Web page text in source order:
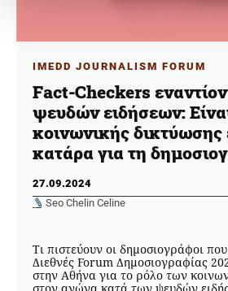
IMEDD JOURNALISM FORUM
Fact-Checkers
ψευδών ειδήσεων:
κοινωνικής δικτύωσης
κατάρα για τη
27.09.2024
Seo Chelin Celine
Τι πιστεύουν οι δημοσιογράφοι
Διεθνές Forum Δημοσιογραφίας
στην Αθήνα για το ρόλο των